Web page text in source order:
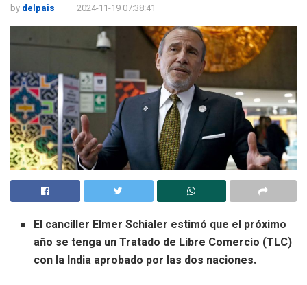
by delpais 2024-11-19 07:38:41
El canciller Elmer Schialer estimó que el próximo
año se tenga un Tratado de Libre Comercio (TLC)
con la India aprobado por las dos naciones.